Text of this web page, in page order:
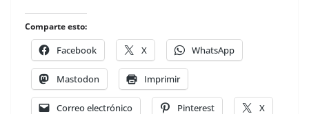
Comparte esto:
Facebook X WhatsApp
Mastodon Imprimir
Correo electrónico Pinterest X